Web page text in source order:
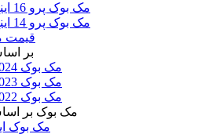
مک بوک پرو 16 اینچ
مک بوک پرو 14 اینچ
قیمت
بر
مک بوک 2024
مک بوک 2023
مک بوک 2022
مک بوک بر
مک بوک